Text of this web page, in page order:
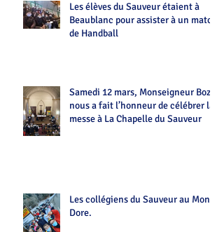
Les élèves du Sauveur étaient à
Beaublanc pour assister à un match
de Handball
Samedi 12 mars, Monseigneur Bozo
nous a fait l’honneur de célébrer la
messe à La Chapelle du Sauveur
Les collégiens du Sauveur au Mont-
Dore.